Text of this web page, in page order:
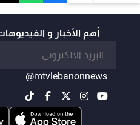
أهم الأخبار و
@mtvlebanonnews